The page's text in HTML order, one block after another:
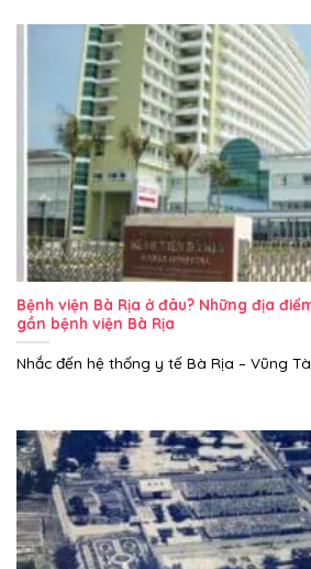
Bệnh viện Bà Rịa ở đâu? Những địa
gần bệnh viện Bà Rịa
Nhắc đến hệ thống y tế Bà Rịa – Vũng